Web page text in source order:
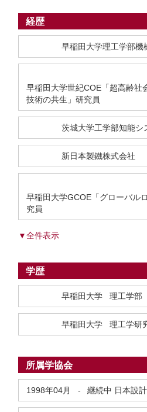
経歴
早稲田大学理工学部機
早稲田大学世紀COE「超高齢社
技術の共生」研究員
茨城大学工学部知能シ
新日本製鐵株式会社
早稲田大学GCOE「グローバル
究員
▼全件表示
学歴
早稲田大学 理工学部
早稲田大学 理工学研
所属学協会
1998年04月 - 継続中 日本設